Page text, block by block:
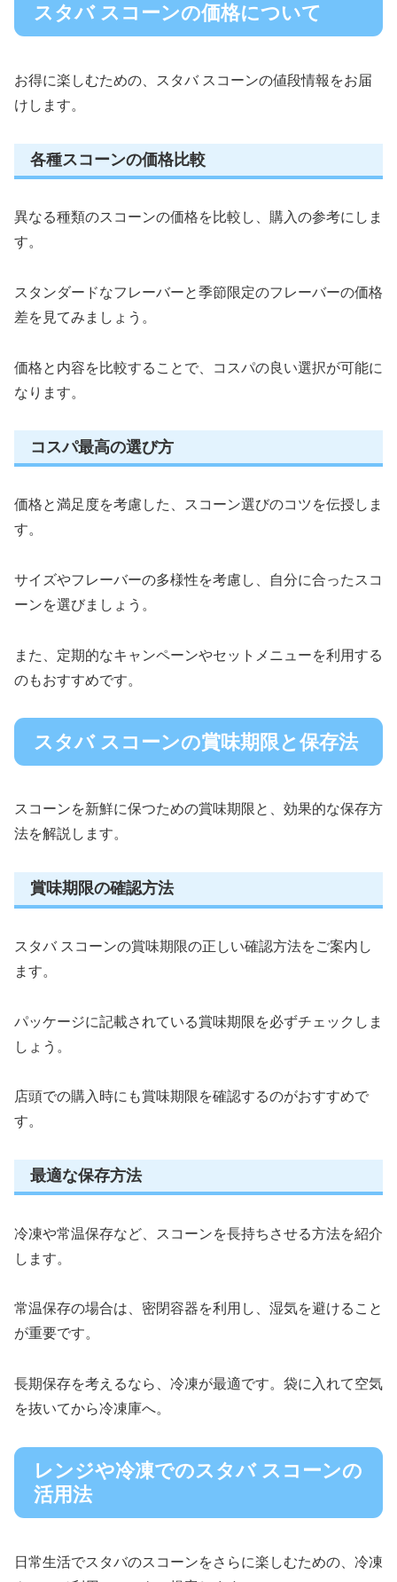
スタバ スコーンの価格について
お得に楽しむための、スタバ スコーンの値段情報をお届
けします。
各種スコーンの価格比較
異なる種類のスコーンの価格を比較し、購入の参考にしま
す。
スタンダードなフレーバーと季節限定のフレーバーの価格
差を見てみましょう。
価格と内容を比較することで、コスパの良い選択が可能に
なります。
コスパ最高の選び方
価格と満足度を考慮した、スコーン選びのコツを伝授しま
す。
サイズやフレーバーの多様性を考慮し、自分に合ったスコ
ーンを選びましょう。
また、定期的なキャンペーンやセットメニューを利用する
のもおすすめです。
スタバ スコーンの賞味期限と保存法
スコーンを新鮮に保つための賞味期限と、効果的な保存方
法を解説します。
賞味期限の確認方法
スタバ スコーンの賞味期限の正しい確認方法をご案内し
ます。
パッケージに記載されている賞味期限を必ずチェックしま
しょう。
店頭での購入時にも賞味期限を確認するのがおすすめで
す。
最適な保存方法
冷凍や常温保存など、スコーンを長持ちさせる方法を紹介
します。
常温保存の場合は、密閉容器を利用し、湿気を避けること
が重要です。
長期保存を考えるなら、冷凍が最適です。袋に入れて空気
を抜いてから冷凍庫へ。
レンジや冷凍でのスタバ スコーンの
活用法
日常生活でスタバのスコーンをさらに楽しむための、冷凍